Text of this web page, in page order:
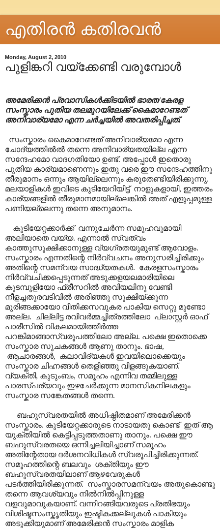
എതിരന്‍ കതിരവന്‍
Monday, August 2, 2010
പുളിങ്കറി വയ്ക്കേണ്ടി വരുമ്പോൾ
അമേരിക്കൻ പ്രവാസികൾക്കിടയിൽ ഭാരത/കേരള
സംസ്കാരം പുതിയ തലമുറയിലേക്ക് കൈമാറേണ്ടത്
അനിവാര്യമോ എന്ന ചർച്ചയിൽ അവതരിപ്പിച്ചത്.
സംസ്കാരം കൈമാറേണ്ടത് അനിവാര്യമോ എന്ന
ചോദ്യത്തിൽൽ തന്നെ അനിവാര്യതയില്ല എന്ന
സന്ദേഹമോ വാദഗതിയോ ഉണ്ട്. അപ്പോൾ ഇതൊരു
പുതിയ കാര്യമാണെന്നും ഇതു വരെ ഈ സന്ദേഹത്തിനു
തീരുമാനം ഒന്നും ആയില്ലെന്നും കരുതേണ്ടിയിരിക്കുന്നു.
മലയാളികൾ ഇവിടെ കുടിയേറിയിട്ട് നാളുകളായി, ഇത്തരം
കാര്യങ്ങളിൽ തീരുമാനമായില്ലെങ്കിൽ അത് എളുപ്പമുള്ള
പണിയല്ലെന്നു തന്നെ അനുമാനം.
കുടിയേറ്റക്കാർക്ക് വന്നുചേർന്ന സമൂഹവുമായി
അലിയാതെ വയ്യ. എന്നാൽ സ്വത്വം
കാത്തുസൂക്ഷിക്കാനുള്ള വ്യഗ്രതയുമുണ്ട് ആവോളം.
സംസ്കാരം എന്നതിന്റെ നിർവ്വചനം അനുസരിച്ചിരിക്കും
അതിന്റെ സമന്വയ സാദ്ധ്യതകൾ. കേരളസംസ്കാരം
നിർവ്വചിക്കപ്പെടുന്നത് അടുക്കളയലമാരിയിലെ
കുടമ്പുളിയോ ഫ്രീസറിൽ അവിയലിനു വേണ്ടി
നീളച്ചതുരവടിവിൽ അരിഞ്ഞു സൂക്ഷിയ്ക്കുന്ന
മുരിങ്ങക്കായോ വീതിക്കസവുകര പാകിയ സെറ്റു മുണ്ടോ
അല്ല. ചില്ലിട്ട രവിവർമ്മച്ചിത്രത്തിലോ പ്ലാ‍സ്റ്റർ ഓഫ്
പാരീസിൽ വികലമായിത്തീർത്ത
പറങ്കിമാങ്ങാസ്വരൂപത്തിലോ അല്ല. പക്ഷെ ഇതൊക്കെ
സംസ്കാര സൂചകങ്ങൾ ആണു താനും. ഭാഷ,
ആചാരങ്ങൾ, കലാവിദ്യകൾ ഇവയിലൊക്കെയും
സംസ്കാര ചിഹ്നങ്ങൾ തെളിഞ്ഞു വിളങ്ങുകയാണ്.
വ്യക്തി, കുടുംബം, സമൂഹം എന്നിവ തമ്മിലുള്ള
പാരസ്പര്യവും ഇഴചേർക്കുന്ന മാനസികനിലകളും
സംസ്കാര സങ്കേതങ്ങൾ തന്നെ.
ബഹുസ്വരതയിൽ അധിഷ്ഠിതമാണ് അമേരിക്കൻ
സംസ്കാരം. കുടിയേറ്റക്കാരുടെ നാടായതു കൊണ്ട് ഇത് ആ
യുക്തിയിൽ കെട്ടിപ്പടുത്തതാണു താനും. പക്ഷെ ഈ
ബഹുസ്വരതയെ ഒന്നിച്ചലിയിച്ചാണ് സമൂഹം
അതിന്റേതായ ദർശനവിധികൾ സ്വരൂപിച്ചിരിക്കുന്നത്.
സമൂഹത്തിന്റെ ബലവും ശക്തിയും ഈ
ബഹുസ്വരതയിലാണ് ആഴവേരുകൾ
പടർത്തിയിരിക്കുന്നത്. സംസ്കാരസമന്വയം അതുകൊണ്ടു
തന്നെ ആവശ്യവും നിൽനിൽ‌പ്പിനുള്ള
വളവുമാവുകയാണ്. വന്നിറങ്ങിയവരുടെ പ്രതിഭയും
വിശിഷ്ടസംസ്കൃതിയും ഇഷ്ടികക്കല്ലുകൾ പാകിയും
അടുക്കിയുമാണ് അമേരിക്കൻ സംസ്കാരം മാളിക